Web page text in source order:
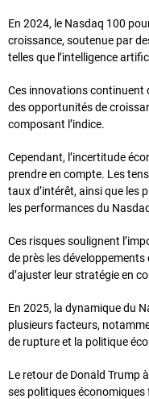
En 2024, le Nasdaq 100
croissance, soutenue par
telles que l’intelligence
Ces innovations continuent
des opportunités de
composant l’indice.
Cependant, l’incertitude
prendre en compte. Les
taux d’intérêt, ainsi que les
les performances du
Ces risques soulignent
de près les
d’ajuster leur stratégie en
En 2025, la dynamique du
plusieurs facteurs,
de rupture et la politique
Le retour de Donald Trump
ses politiques économiques